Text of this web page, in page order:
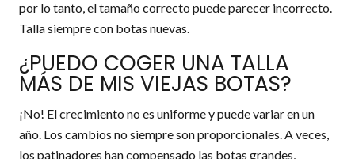
por lo tanto, el tamaño correcto puede parecer incorrecto.
Talla siempre con botas nuevas.
¿PUEDO COGER UNA TALLA
MÁS DE MIS VIEJAS BOTAS?
¡No! El crecimiento no es uniforme y puede variar en un
año. Los cambios no siempre son proporcionales. A veces,
los patinadores han compensado las botas grandes,